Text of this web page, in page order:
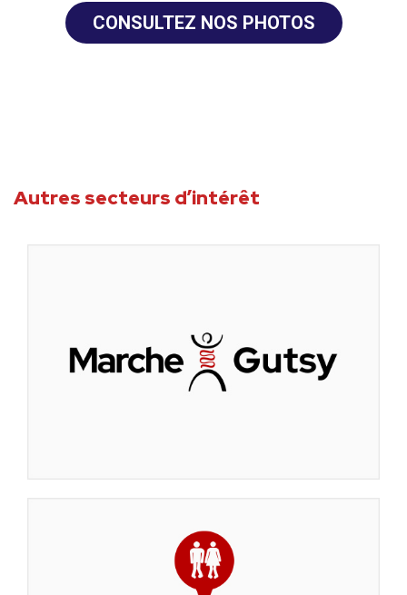
CONSULTEZ NOS PHOTOS
Autres secteurs d’intérêt